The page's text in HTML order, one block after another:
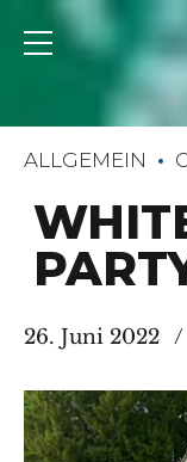
ALLGEMEIN
26. Juni 2022